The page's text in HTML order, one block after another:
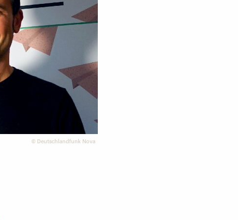
© Deutschlandfunk Nova